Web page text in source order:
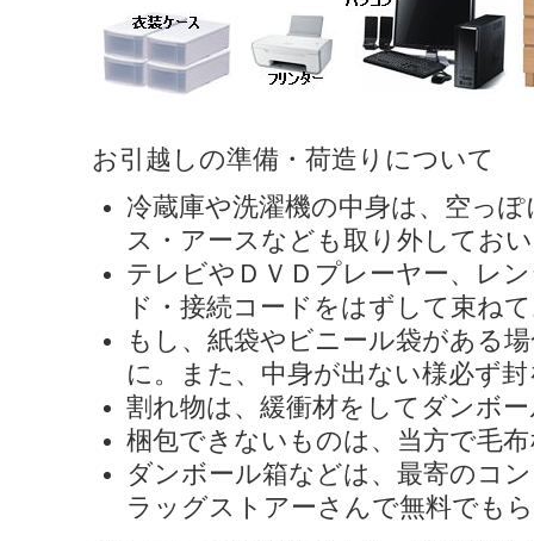
お引越しの準備・荷造りについて
冷蔵庫や洗濯機の中身は、空っ
ス・アースなども取り外してお
テレビやＤＶＤプレーヤー、レ
ド・接続コードをはずして束ね
もし、紙袋やビニール袋がある
に。また、中身が出ない様必ず
割れ物は、緩衝材をしてダンボ
梱包できないものは、当方で毛
ダンボール箱などは、最寄のコ
ラッグストアーさんで無料でも